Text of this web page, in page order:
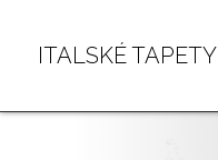
ITALSKÉ TAPETY